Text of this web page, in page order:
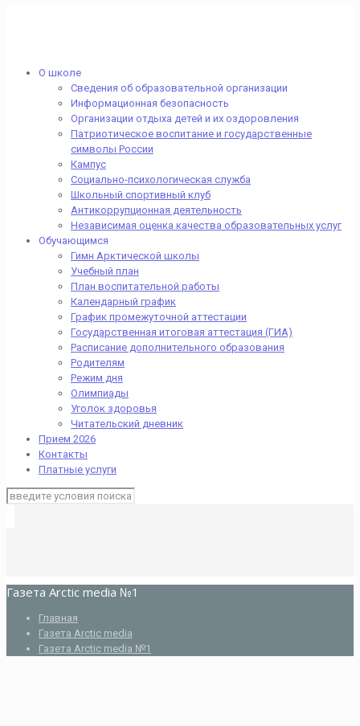
О школе
Сведения об образовательной организации
Информационная безопасность
Организации отдыха детей и их оздоровления
Патриотическое воспитание и государственные
символы России
Кампус
Социально-психологическая служба
Школьный спортивный клуб
Антикоррупционная деятельность
Независимая оценка качества образовательных услуг
Обучающимся
Гимн Арктической школы
Учебный план
План воспитательной работы
Календарный график
График промежуточной аттестации
Государственная итоговая аттестация (ГИА)
Расписание дополнительного образования
Родителям
Режим дня
Олимпиады
Уголок здоровья
Читательский дневник
Прием 2026
Контакты
Платные услуги
Газета Arctic media №1
Главная
Газета Arctic media
Газета Arctic media №1